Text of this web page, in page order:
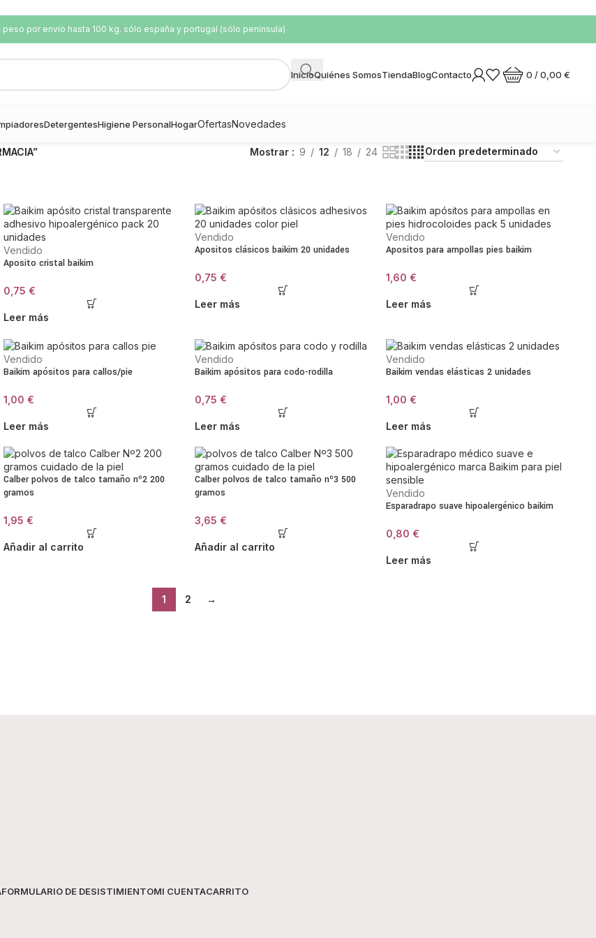
peso por envío hasta 100 kg. sólo españa y portugal (sólo península)
InicioQuiénes SomosTiendaBlogContacto 0 /0,00 €
DetergentesHigiene PersonalHogarOfertasNovedades
Mostrar 9 12 18 24
Vendido
Aposito cristal baikim
0,75 €
Leer más
Vendido
Apositos clásicos baikim 20 unidades
0,75 €
Leer más
Vendido
Apositos para ampollas pies baikim
1,60 €
Leer más
Vendido
Baikim apósitos para callos/pie
1,00 €
Leer más
Vendido
Baikim apósitos para codo-rodilla
0,75 €
Leer más
Vendido
Baikim vendas elásticas 2 unidades
1,00 €
Leer más
Calber polvos de talco tamaño nº2 200
gramos
1,95 €
Añadir al carrito
Calber polvos de talco tamaño nº3 500
gramos
3,65 €
Añadir al carrito
Vendido
Esparadrapo suave hipoalergénico baikim
0,80 €
Leer más
1 2 →
FORMULARIO DE DESISTIMIENTOMI CUENTACARRITO